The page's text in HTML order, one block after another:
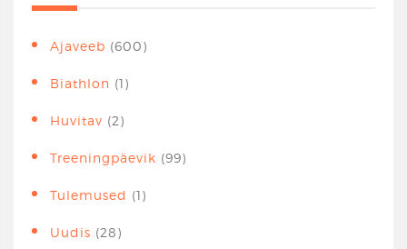
Ajaveeb (600)
Biathlon (1)
Huvitav (2)
Treeningpäevik (99)
Tulemused (1)
Uudis (28)